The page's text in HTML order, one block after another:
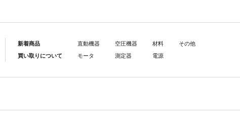
新着商品
買い取りについて
直動機器
モータ
空圧機器
測定器
材料
電源
その他